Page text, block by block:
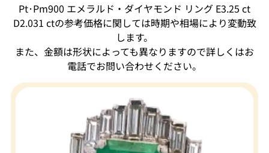
Pt･Pm900 エメラルド・ダイヤモンド リング E3.25 ct
D2.031 ctの参考価格に関しては時期や相場により変動致
します。
また、金額は形状によっても異なりますので詳しくはお
電話でお問い合わせください。